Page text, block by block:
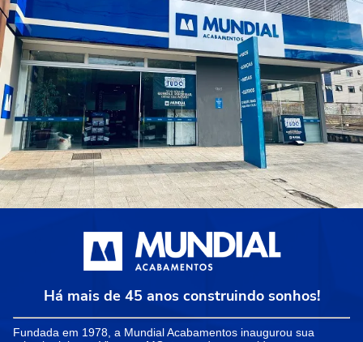
Há mais de 45 anos construindo sonhos!
Fundada em 1978, a Mundial Acabamentos inaugurou sua